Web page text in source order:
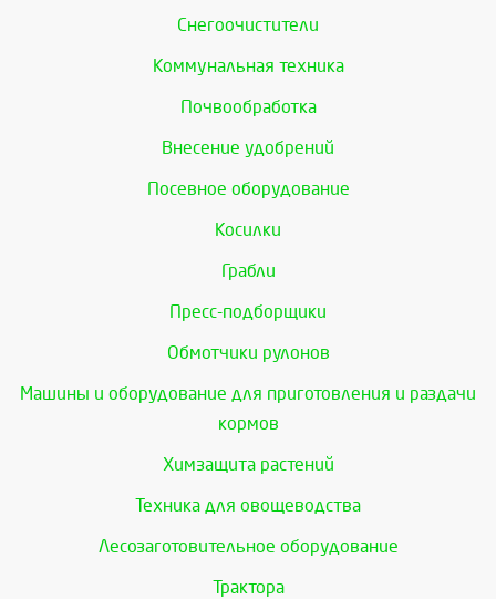
Снегоочистители
Коммунальная техника
Почвообработка
Внесение удобрений
Посевное оборудование
Косилки
Грабли
Пресс-подборщики
Обмотчики рулонов
Машины и оборудование для приготовления и раздачи
кормов
Химзащита растений
Техника для овощеводства
Лесозаготовительное оборудование
Трактора